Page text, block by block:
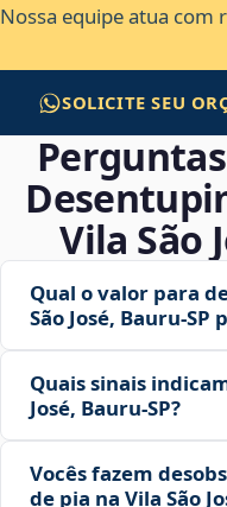
Nossa equipe atua com
SOLICITE SEU
Vila São
Qual o valor para
São José,
Quais sinais
José, Bauru‑SP?
Vocês fazem
de pia na Vila São